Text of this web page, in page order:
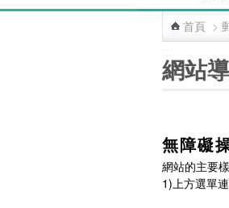
首頁 >
網站
無障礙
網站的主要
1)上方選單